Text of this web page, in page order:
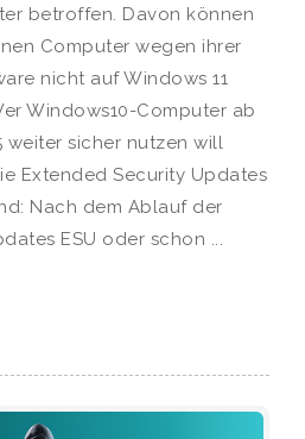
betroffen. Davon können
Computer wegen ihrer
nicht auf Windows 11
Windows10-Computer ab
weiter sicher nutzen will
Extended Security Updates
Nach dem Ablauf der
ESU oder schon ...